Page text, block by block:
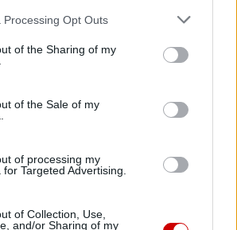
Processing Opt Outs
of the Sharing of my
of the Sale of my
of processing my
Targeted Advertising.
of Collection, Use,
and/or Sharing of my
To, co naprawdę nas zbliża, to
między naszymi różnicami, troska o
przyjaźni, o poświęcanie uwagi, o
w których każdy otwiera się na
angażujemy się: we wspólne
ucząc się od innej tradycji
które pozwalają nam
razem: w dążeniu do jakiegoś celu, w
rodzi się z osobistych więzów